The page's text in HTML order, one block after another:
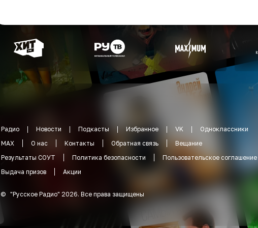
Радио Новости Подкасты Избранное VK
Одноклассники
MAX
О нас Контакты Обратная связь
Вещание
Результаты СОУТ
Политика безопасности
Пользовательское соглашение
Выдача призов
Акции
© "Русское Радио" 2026. Все права защищены